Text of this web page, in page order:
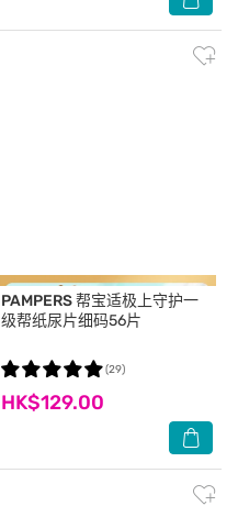
PAMPERS帮宝适极上守护一
级帮纸尿片细码56片
HK$129.00
(29)